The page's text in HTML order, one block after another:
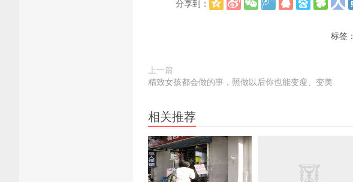
分享到：
标签：
上一篇
精致女孩都会做的事，照做以后你也能变瘦、变美
相关推荐